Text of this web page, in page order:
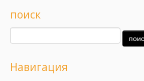
поиск
Навигация